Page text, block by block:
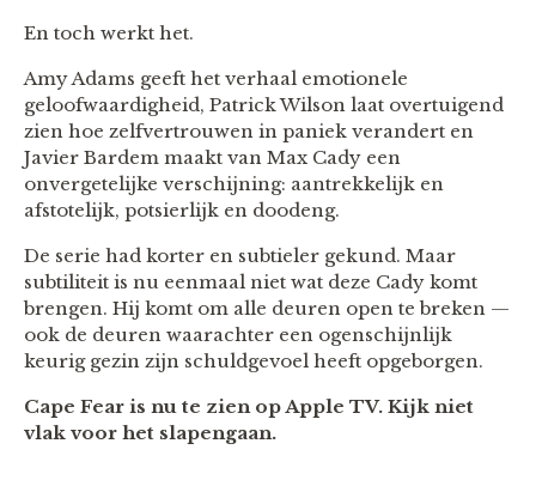
En toch werkt het.
Amy Adams geeft het verhaal emotionele
geloofwaardigheid, Patrick Wilson laat overtuigend
zien hoe zelfvertrouwen in paniek verandert en
Javier Bardem maakt van Max Cady een
onvergetelijke verschijning: aantrekkelijk en
afstotelijk, potsierlijk en doodeng.
De serie had korter en subtieler gekund. Maar
subtiliteit is nu eenmaal niet wat deze Cady komt
brengen. Hij komt om alle deuren open te breken —
ook de deuren waarachter een ogenschijnlijk
keurig gezin zijn schuldgevoel heeft opgeborgen.
Cape Fear is nu te zien op Apple TV. Kijk niet
vlak voor het slapengaan.